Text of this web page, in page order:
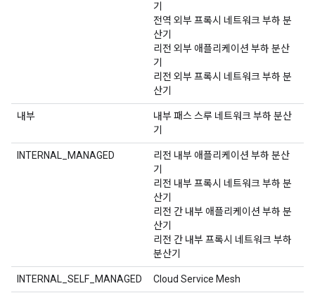
기
전역 외부 프록시 네트워크 부하 분
산기
리전 외부 애플리케이션 부하 분산
기
리전 외부 프록시 네트워크 부하 분
산기
내부
내부 패스 스루 네트워크 부하 분산
기
INTERNAL_MANAGED
리전 내부 애플리케이션 부하 분산
기
리전 내부 프록시 네트워크 부하 분
산기
리전 간 내부 애플리케이션 부하 분
산기
리전 간 내부 프록시 네트워크 부하
분산기
INTERNAL_SELF_MANAGED Cloud Service Mesh